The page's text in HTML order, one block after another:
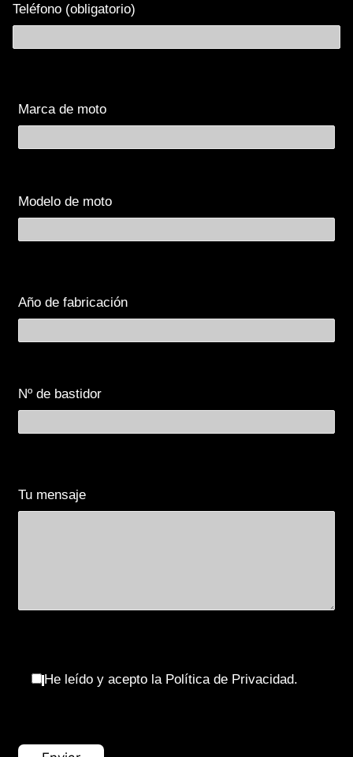
Teléfono (obligatorio)
Marca de moto
Modelo de moto
Año de fabricación
Nº de bastidor
Tu mensaje
He leído y acepto la Política de Privacidad.